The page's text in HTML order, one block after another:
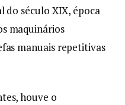
do século XIX, época
maquinários
manuais repetitivas
houve o